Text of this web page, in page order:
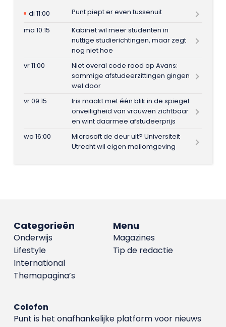
di 11:00
Punt piept er even tussenuit
ma 10:15
Kabinet wil meer studenten in
nuttige studierichtingen, maar zegt
nog niet hoe
vr 11:00
Niet overal code rood op Avans:
sommige afstudeerzittingen gingen
wel door
vr 09:15
Iris maakt met één blik in de spiegel
onveiligheid van vrouwen zichtbaar
en wint daarmee afstudeerprijs
wo 16:00
Microsoft de deur uit? Universiteit
Utrecht wil eigen mailomgeving
Menu
Magazines
Tip de redactie
Categorieën
Onderwijs
Lifestyle
International
Themapagina’s
Colofon
Punt is het onafhankelijke platform voor nieuws